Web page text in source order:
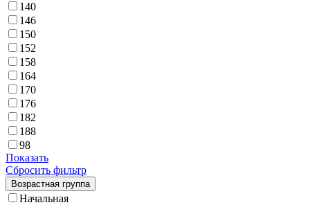
140
146
150
152
158
164
170
176
182
188
98
Показать
Сбросить фильтр
Возрастная группа
Начальная